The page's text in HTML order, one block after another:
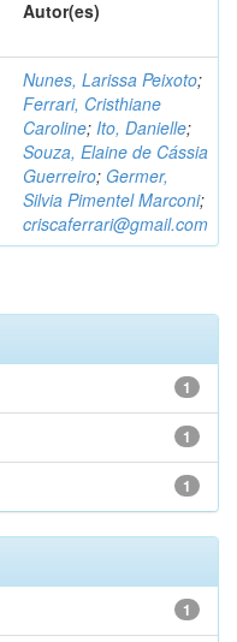
Autor(es)
Nunes, Larissa Peixoto;
Ferrari, Cristhiane
Caroline; Ito, Danielle;
Souza, Elaine de Cássia
Guerreiro; Germer,
Silvia Pimentel Marconi;
criscaferrari@gmail.com
1
1
1
1